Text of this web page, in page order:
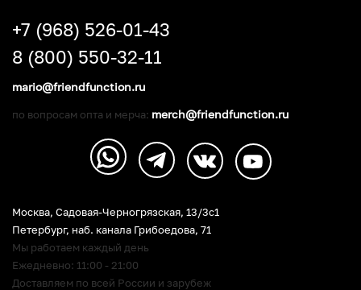
Москва, Садовая-Черногрязская, 13/3c1
Петербург, наб. канала Грибоедова, 71
Мы работаем каждый день
Ежедневно: 11:00 - 21:00
Доставляем по всей России и зарубеж
+7 (968) 526-01-43
8 (800) 550-32-11
mario@friendfunction.ru
по вопросам опта и мерча: merch@friendfunction.ru